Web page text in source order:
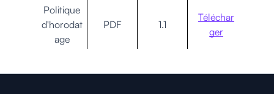
Politique
d'horodat
age
PDF 1.1
Téléchar
ger